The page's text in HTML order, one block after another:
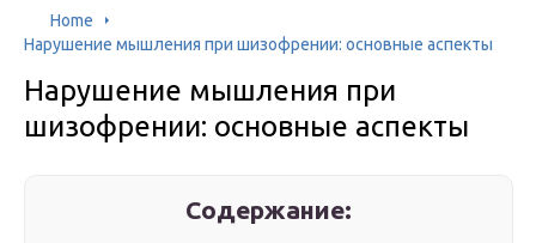
Home
Нарушение мышления при шизофрении: основные аспекты
Нарушение мышления при
шизофрении: основные аспекты
Содержание: